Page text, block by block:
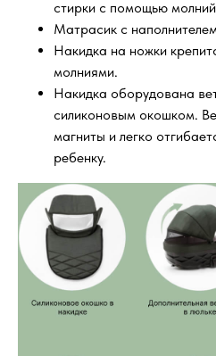
стирки с помощью
Матрасик с
Накидка на ножки
молниями.
Накидка оборудована
силиконовым окошком.
магниты и легко
ребенку.